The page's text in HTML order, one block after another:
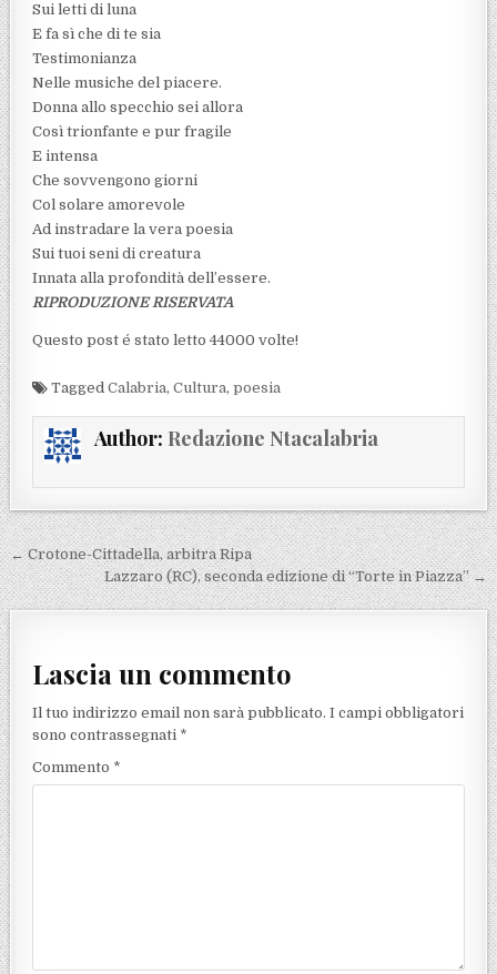
Sui letti di luna
E fa sì che di te sia
Testimonianza
Nelle musiche del piacere.
Donna allo specchio sei allora
Così trionfante e pur fragile
E intensa
Che sovvengono giorni
Col solare amorevole
Ad instradare la vera poesia
Sui tuoi seni di creatura
Innata alla profondità dell’essere.
RIPRODUZIONE RISERVATA
Questo post é stato letto 44000 volte!
TaggedCalabria,Cultura,poesia
Author: Redazione Ntacalabria
Navigazione articoli
← Crotone-Cittadella, arbitra Ripa
Lazzaro (RC), seconda edizione di “Torte in Piazza” →
Lascia un commento
Il tuo indirizzo email non sarà pubblicato. I campi obbligatori
sono contrassegnati *
Commento *